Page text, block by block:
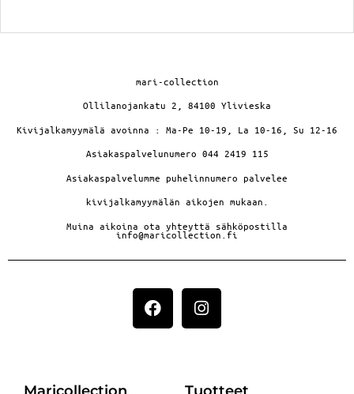
mari-collection
Ollilanojankatu 2, 84100 Ylivieska
Kivijalkamyymälä avoinna : Ma-Pe 10-19, La 10-16, Su 12-16
Asiakaspalvelunumero 044 2419 115
Asiakaspalvelumme puhelinnumero palvelee
kivijalkamyymälän aikojen mukaan.
Muina aikoina ota yhteyttä sähköpostilla
info@maricollection.fi
Maricollection Tuotteet